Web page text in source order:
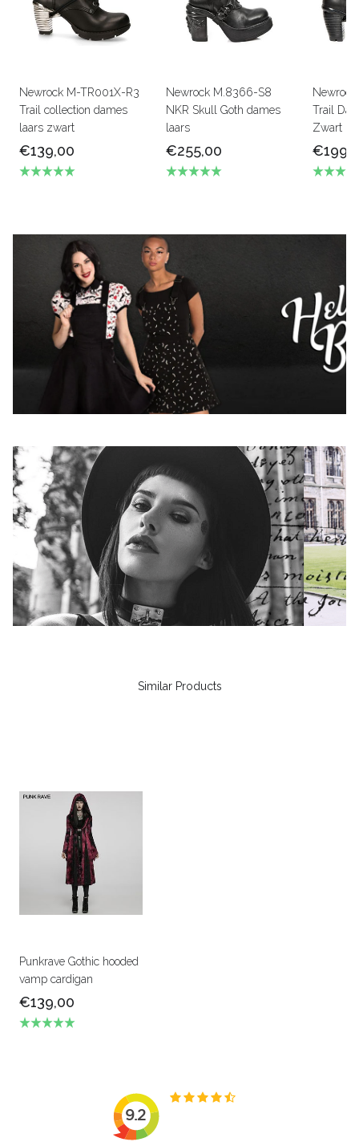
Newrock M-TR001X-R3
Trail collection dames
laars zwart
€139,00
Newrock M.8366-S8
NKR Skull Goth dames
laars
€255,00
Trail
Zwart
Similar Products
Punkrave Gothic hooded
vamp cardigan
€139,00